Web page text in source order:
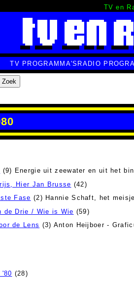
TV en
TV PROGRAMMA'S RADIO
Zoek
(9) Energie uit zeewater en uit het
Hier Jan Brusse (42)
Fase (2) Hannie Schaft, het
de Drie / Wie is Wie (59)
de Lens (3) Anton Heijboer -
'80 (28)